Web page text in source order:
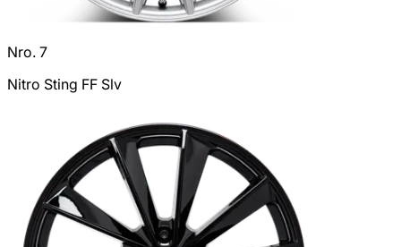
Nro. 7
Nitro Sting FF Slv